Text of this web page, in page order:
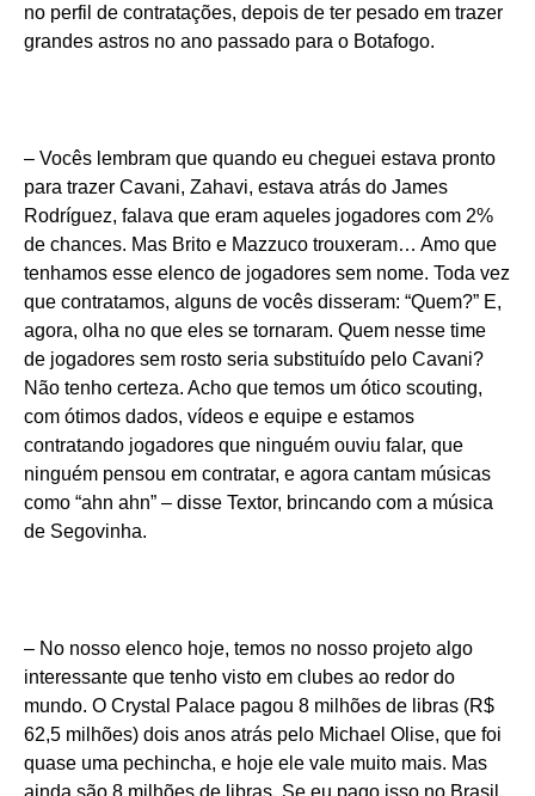
no perfil de contratações, depois de ter pesado em trazer
grandes astros no ano passado para o Botafogo.
– Vocês lembram que quando eu cheguei estava pronto
para trazer Cavani, Zahavi, estava atrás do James
Rodríguez, falava que eram aqueles jogadores com 2%
de chances. Mas Brito e Mazzuco trouxeram… Amo que
tenhamos esse elenco de jogadores sem nome. Toda vez
que contratamos, alguns de vocês disseram: “Quem?” E,
agora, olha no que eles se tornaram. Quem nesse time
de jogadores sem rosto seria substituído pelo Cavani?
Não tenho certeza. Acho que temos um ótico scouting,
com ótimos dados, vídeos e equipe e estamos
contratando jogadores que ninguém ouviu falar, que
ninguém pensou em contratar, e agora cantam músicas
como “ahn ahn” – disse Textor, brincando com a música
de Segovinha.
– No nosso elenco hoje, temos no nosso projeto algo
interessante que tenho visto em clubes ao redor do
mundo. O Crystal Palace pagou 8 milhões de libras (R$
62,5 milhões) dois anos atrás pelo Michael Olise, que foi
quase uma pechincha, e hoje ele vale muito mais. Mas
ainda são 8 milhões de libras. Se eu pago isso no Brasil,